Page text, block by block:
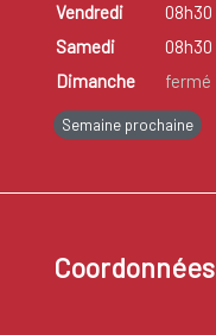
Vendredi
08h30
Samedi
08h30
Dimanche
fermé
Semaine prochaine
Coordonnées